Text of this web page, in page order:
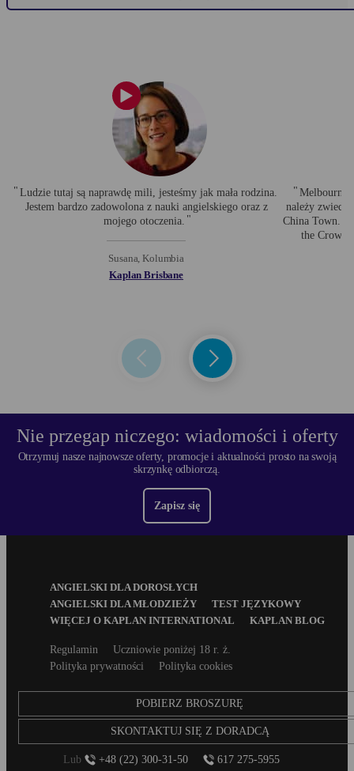
Ludzie tutaj są naprawdę mili, jesteśmy jak mała rodzina.
Jestem bardzo zadowolona z nauki angielskiego oraz z
mojego otoczenia.
Susana, Kolumbia
Kaplan Brisbane
Melbourne
należy
China Town.
the Crown
Nie przegap niczego: wiadomości i oferty
Otrzymuj nasze najnowsze oferty, promocje i aktualności prosto na swoją
skrzynkę odbiorczą.
Zapisz się
ANGIELSKI DLA DOROSŁYCH
ANGIELSKI DLA MŁODZIEŻY
TEST JĘZYKOWY
WIĘCEJ O KAPLAN INTERNATIONAL
KAPLAN BLOG
SecondaryRegulamin
Uczniowie poniżej 18 r. ż.
Polityka prywatności
Polityka cookies
POBIERZ BROSZURĘ
SKONTAKTUJ SIĘ Z DORADCĄ
Lub +48 (22) 300-31-50 617 275-5955